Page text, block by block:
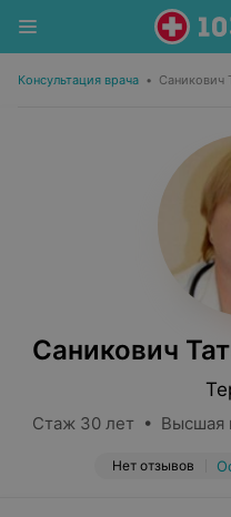
Консультация врача • Саникович
Саникович
Стаж 30 лет • Высшая
Нет отзывов